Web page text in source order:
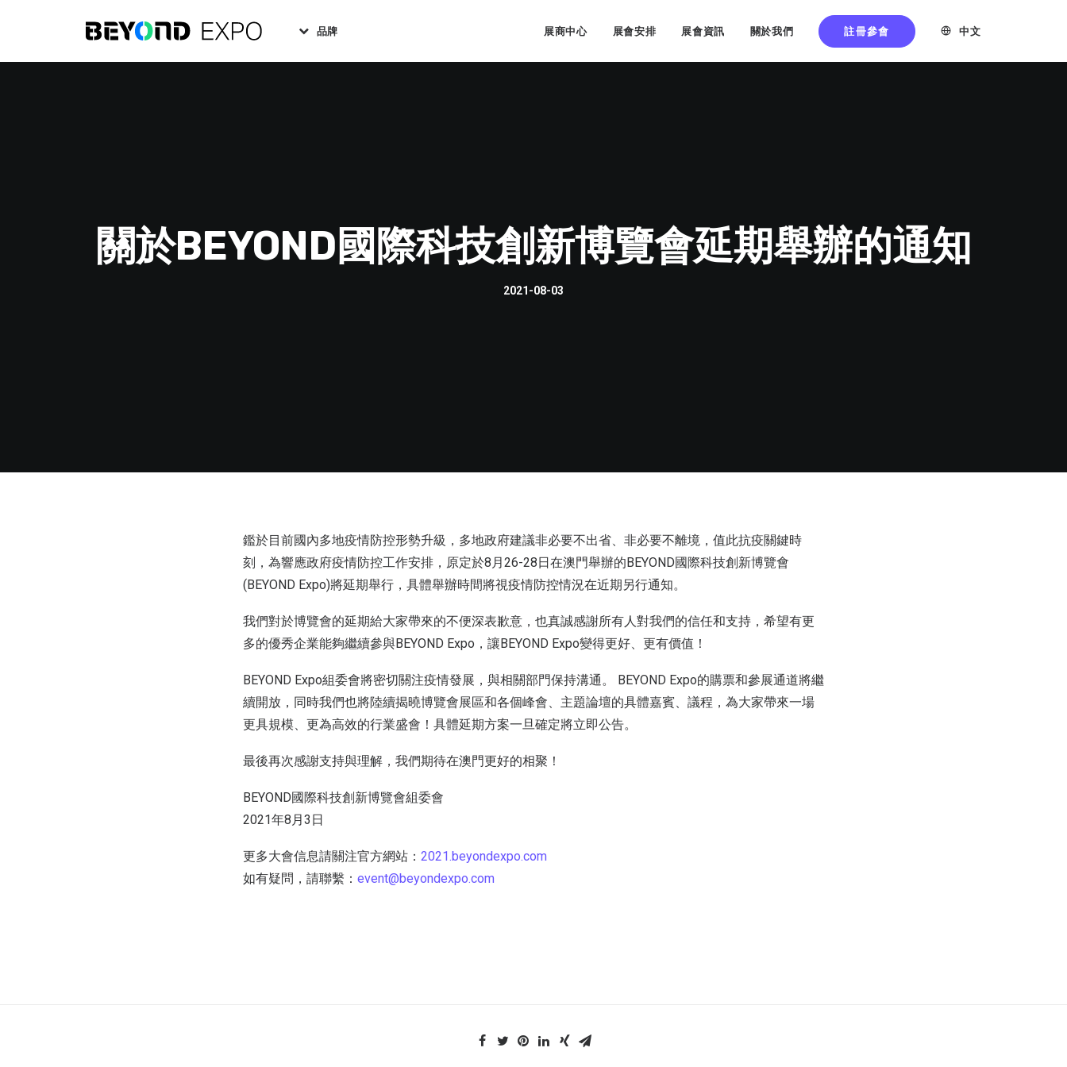
品牌 展商中心 展會安排 展會資訊 關於我們 註冊參會 中文
關於BEYOND國際科技創新博覽會延期舉辦的通知
2021-08-03
鑑於目前國內多地疫情防控形勢升級，多地政府建議非必要不出省、非必要不離境，值此抗疫關鍵時
刻，為響應政府疫情防控工作安排，原定於8月26-28日在澳門舉辦的BEYOND國際科技創新博覽會
(BEYOND Expo)將延期舉行，具體舉辦時間將視疫情防控情況在近期另行通知。
我們對於博覽會的延期給大家帶來的不便深表歉意，也真誠感謝所有人對我們的信任和支持，希望有更
多的優秀企業能夠繼續參與BEYOND Expo，讓BEYOND Expo變得更好、更有價值！
BEYOND Expo組委會將密切關注疫情發展，與相關部門保持溝通。 BEYOND Expo的購票和參展通道將繼
續開放，同時我們也將陸續揭曉博覽會展區和各個峰會、主題論壇的具體嘉賓、議程，為大家帶來一場
更具規模、更為高效的行業盛會！具體延期方案一旦確定將立即公告。
最後再次感謝支持與理解，我們期待在澳門更好的相聚！
BEYOND國際科技創新博覽會組委會
2021年8月3日
更多大會信息請關注官方網站： 2021.beyondexpo.com
如有疑問，請聯繫： event@beyondexpo.com